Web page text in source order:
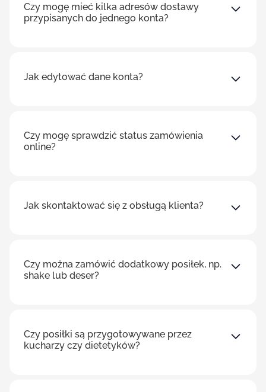
Czy mogę mieć kilka adresów dostawy
przypisanych do jednego konta?
Jak edytować dane konta?
Czy mogę sprawdzić status zamówienia
online?
Jak skontaktować się z obsługą klienta?
Czy można zamówić dodatkowy posiłek, np.
shake lub deser?
Czy posiłki są przygotowywane przez
kucharzy czy dietetyków?